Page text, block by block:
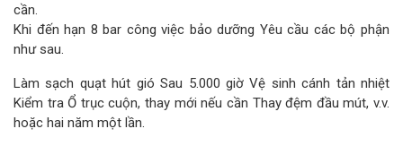
cần.
Khi đến hạn 8 bar công việc bảo dưỡng Yêu cầu các bộ phận
như sau.
Làm sạch quạt hút gió Sau 5.000 giờ Vệ sinh cánh tản nhiệt
Kiểm tra Ổ trục cuộn, thay mới nếu cần Thay đệm đầu mút, v.v.
hoặc hai năm một lần.